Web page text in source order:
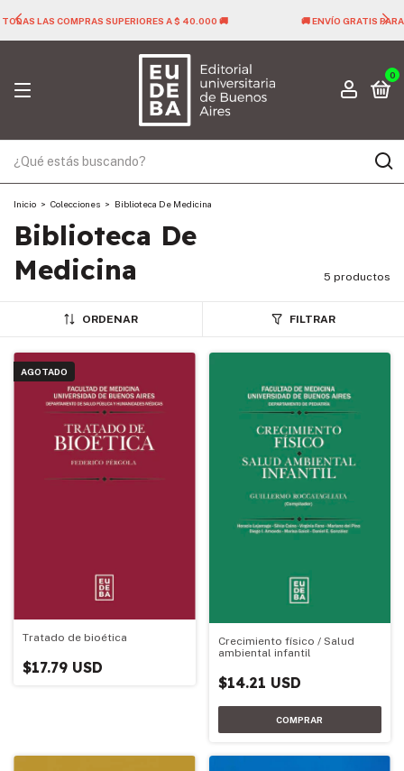
🚚 ENVÍO GRATIS PARA TODAS LAS COMPRAS SUPERIORES A $ 40.000 🚚
0
Inicio > Colecciones > Biblioteca De Medicina
Biblioteca De
Medicina
5 productos
ORDENAR FILTRAR
AGOTADO
Tratado de bioética
$17.79 USD
Crecimiento físico / Salud
ambiental infantil
$14.21 USD